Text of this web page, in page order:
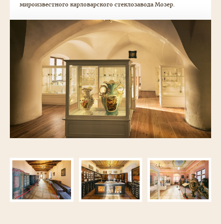
мироизвестного карловарского стеклозавода Мозер.